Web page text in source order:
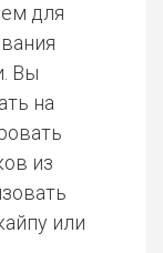
для
Вы
на
из
или